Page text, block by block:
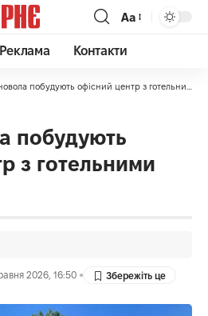
Аа
Реклама Контакти
побудують офісний центр з готельними номерами
побудують
з готельними
2026, 16:50